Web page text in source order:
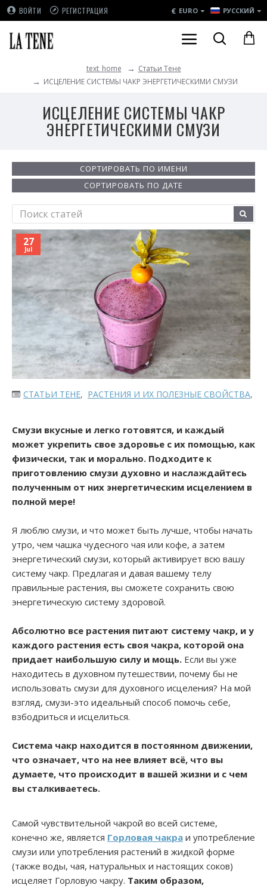
ВОЙТИ РЕГИСТРАЦИЯ € EURO РУССКИЙ
text_home
Статьи Тене
ИСЦЕЛЕНИЕ СИСТЕМЫ ЧАКР ЭНЕРГЕТИЧЕСКИМИ СМУЗИ
ИСЦЕЛЕНИЕ СИСТЕМЫ ЧАКР
ЭНЕРГЕТИЧЕСКИМИ СМУЗИ
СОРТИРОВАТЬ ПО ИМЕНИ
СОРТИРОВАТЬ ПО ДАТЕ
27
Jul
СТАТЬИ ТЕНЕ, РАСТЕНИЯ И ИХ ПОЛЕЗНЫЕ СВОЙСТВА,
Смузи вкусные и легко готовятся, и каждый
может укрепить свое здоровье с их помощью, как
физически, так и морально. Подходите к
приготовлению смузи духовно и наслаждайтесь
полученным от них энергетическим исцелением в
полной мере!
Я люблю смузи, и что может быть лучше, чтобы начать
утро, чем чашка чудесного чая или кофе, а затем
энергетический смузи, который активирует всю вашу
систему чакр. Предлагая и давая вашему телу
правильные растения, вы сможете сохранить свою
энергетическую систему здоровой.
Абсолютно все растения питают систему чакр, и у
каждого растения есть своя чакра, которой она
придает наибольшую силу и мощь. Если вы уже
находитесь в духовном путешествии, почему бы не
использовать смузи для духовного исцеления? На мой
взгляд, смузи-это идеальный способ помочь себе,
взбодриться и исцелиться.
Система чакр находится в постоянном движении,
что означает, что на нее влияет всё, что вы
думаете, что происходит в вашей жизни и с чем
вы сталкиваетесь.
Самой чувствительной чакрой во всей системе,
конечно же, является Горловая чакра и употребление
смузи или употребления растений в жидкой форме
(также воды, чая, натуральных и настоящих соков)
исцеляет Горловую чакру. Таким образом,